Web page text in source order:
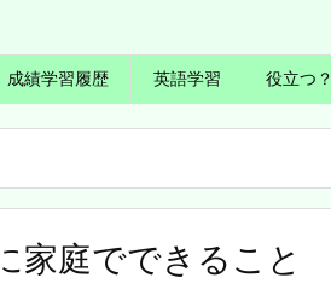
成績学習履歴 英語学習 役立つ
家庭でできること